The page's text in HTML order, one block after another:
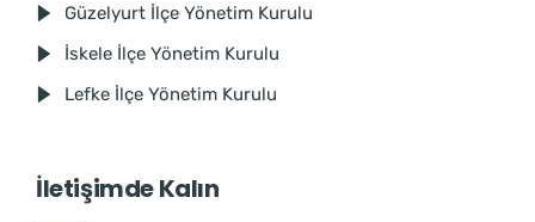
Güzelyurt İlçe Yönetim Kurulu
İskele İlçe Yönetim Kurulu
Lefke İlçe Yönetim Kurulu
İletişimde Kalın